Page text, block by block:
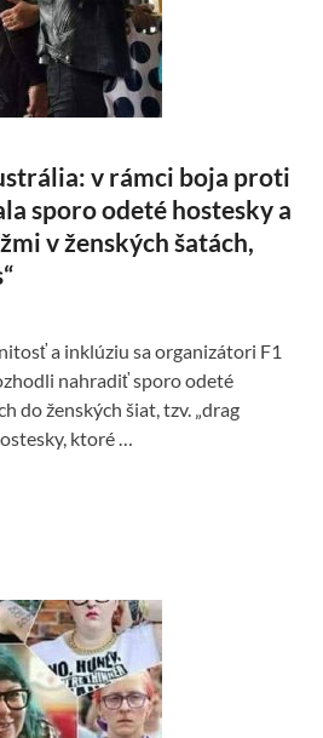
v rámci boja proti
sporo odeté hostesky a
v ženských šatách,
a inklúziu sa organizátori F1
nahradiť sporo odeté
do ženských šiat, tzv. „drag
ktoré …